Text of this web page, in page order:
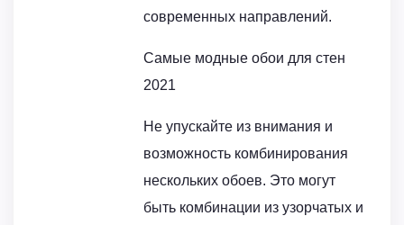
современных направлений.
Самые модные обои для стен
2021
Не упускайте из внимания и
возможность комбинирования
нескольких обоев. Это могут
быть комбинации из узорчатых и